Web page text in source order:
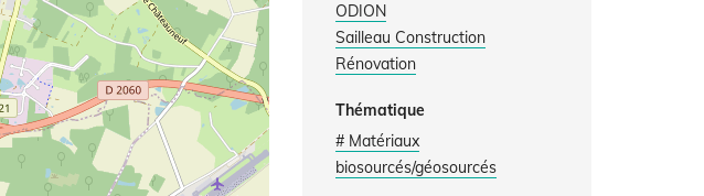
ODION
Sailleau Construction
Rénovation
Thématique
# Matériaux
biosourcés/géosourcés